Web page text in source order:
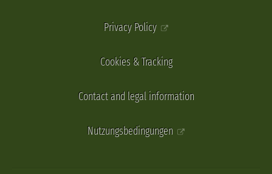
Privacy Policy
Cookies & Tracking
Contact and legal information
Nutzungsbedingungen